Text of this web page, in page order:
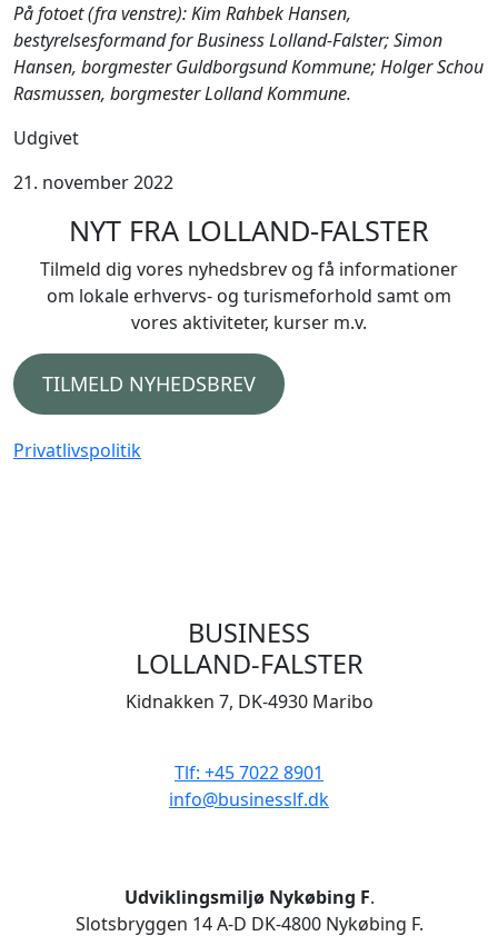
På fotoet (fra venstre): Kim Rahbek Hansen,
bestyrelsesformand for Business Lolland-Falster; Simon
Hansen, borgmester Guldborgsund Kommune; Holger Schou
Rasmussen, borgmester Lolland Kommune.
Udgivet
21. november 2022
NYT FRA LOLLAND-FALSTER
Tilmeld dig vores nyhedsbrev og få informationer
om lokale erhvervs- og turismeforhold samt om
vores aktiviteter, kurser m.v.
TILMELD NYHEDSBREV
Privatlivspolitik
BUSINESS
LOLLAND-FALSTER
Kidnakken 7, DK-4930 Maribo
Tlf: +45 7022 8901
info@businesslf.dk
Udviklingsmiljø Nykøbing F.
Slotsbryggen 14 A-D DK-4800 Nykøbing F.